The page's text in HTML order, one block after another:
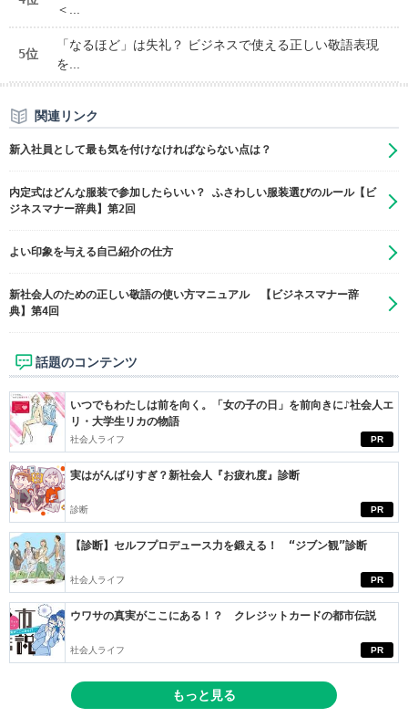
＜...
5位
「なるほど」は失礼？ ビジネスで使える正しい敬語表現
を...
関連リンク
新入社員として最も気を付けなければならない点は？
内定式はどんな服装で参加したらいい？ ふさわしい服装選びのルール【ビ
ジネスマナー辞典】第2回
よい印象を与える自己紹介の仕方
新社会人のための正しい敬語の使い方マニュアル 【ビジネスマナー辞
典】第4回
話題のコンテンツ
PR
いつでもわたしは前を向く。「女の子の日」を前向きに♪社会人エ
リ・大学生リカの物語
社会人ライフ
PR
実はがんばりすぎ？新社会人『お疲れ度』診断
診断
PR
【診断】セルフプロデュース力を鍛える！ “ジブン観”診断
社会人ライフ
PR
ウワサの真実がここにある！？ クレジットカードの都市伝説
社会人ライフ
もっと見る